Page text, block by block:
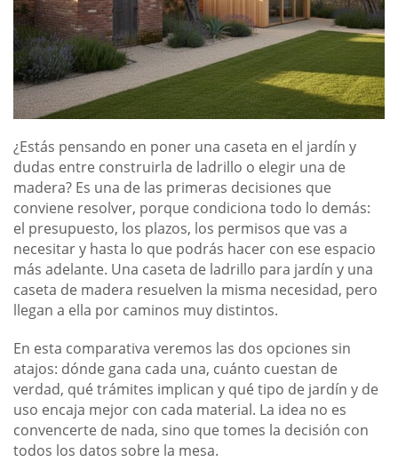
¿Estás pensando en poner una caseta en el jardín y
dudas entre construirla de ladrillo o elegir una de
madera? Es una de las primeras decisiones que
conviene resolver, porque condiciona todo lo demás:
el presupuesto, los plazos, los permisos que vas a
necesitar y hasta lo que podrás hacer con ese espacio
más adelante. Una caseta de ladrillo para jardín y una
caseta de madera resuelven la misma necesidad, pero
llegan a ella por caminos muy distintos.
En esta comparativa veremos las dos opciones sin
atajos: dónde gana cada una, cuánto cuestan de
verdad, qué trámites implican y qué tipo de jardín y de
uso encaja mejor con cada material. La idea no es
convencerte de nada, sino que tomes la decisión con
todos los datos sobre la mesa.